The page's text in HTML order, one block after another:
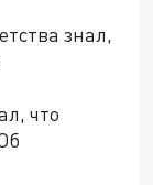
знал,
что